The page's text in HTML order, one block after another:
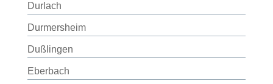
Durlach
Durmersheim
Dußlingen
Eberbach